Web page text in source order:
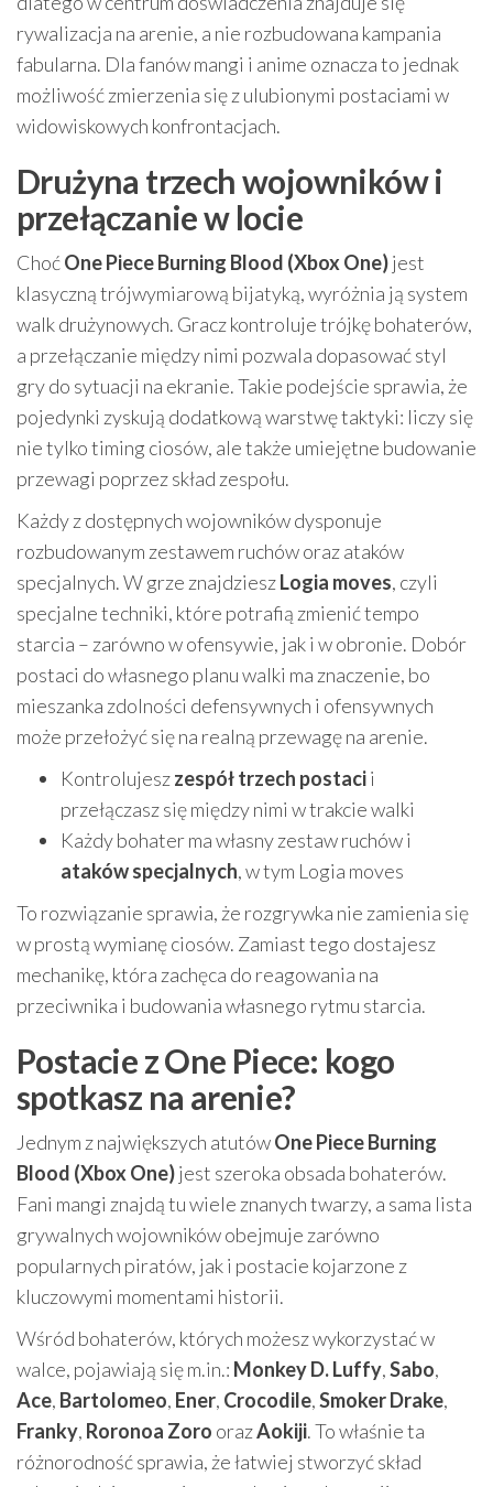
rywalizacja na arenie, a nie rozbudowana kampania
fabularna. Dla fanów mangi i anime oznacza to jednak
możliwość zmierzenia się z ulubionymi postaciami w
widowiskowych konfrontacjach.
Drużyna trzech wojowników i
przełączanie w locie
ChoćOne Piece Burning Blood (Xbox One)jest
klasyczną trójwymiarową bijatyką, wyróżnia ją system
walk drużynowych. Gracz kontroluje trójkę bohaterów,
a przełączanie między nimi pozwala dopasować styl
gry do sytuacji na ekranie. Takie podejście sprawia, że
pojedynki zyskują dodatkową warstwę taktyki: liczy się
nie tylko timing ciosów, ale także umiejętne budowanie
przewagi poprzez skład zespołu.
Każdy z dostępnych wojowników dysponuje
rozbudowanym zestawem ruchów oraz ataków
specjalnych. W grze znajdzieszLogia moves, czyli
specjalne techniki, które potrafią zmienić tempo
starcia – zarówno w ofensywie, jak i w obronie. Dobór
postaci do własnego planu walki ma znaczenie, bo
mieszanka zdolności defensywnych i ofensywnych
może przełożyć się na realną przewagę na arenie.
Kontrolujeszzespół trzech postacii
przełączasz się między nimi w trakcie walki
Każdy bohater ma własny zestaw ruchów i
ataków specjalnych, w tym Logia moves
To rozwiązanie sprawia, że rozgrywka nie zamienia się
w prostą wymianę ciosów. Zamiast tego dostajesz
mechanikę, która zachęca do reagowania na
przeciwnika i budowania własnego rytmu starcia.
Postacie z One Piece: kogo
spotkasz na arenie?
Jednym z największych atutówOne Piece Burning
Blood (Xbox One)jest szeroka obsada bohaterów.
Fani mangi znajdą tu wiele znanych twarzy, a sama lista
grywalnych wojowników obejmuje zarówno
popularnych piratów, jak i postacie kojarzone z
kluczowymi momentami historii.
Wśród bohaterów, których możesz wykorzystać w
walce, pojawiają się m.in.: Monkey D. Luffy,Sabo,
Ace, Bartolomeo, Ener, Crocodile,Smoker Drake,
Franky, Roronoa Zoro orazAokiji. To właśnie ta
różnorodność sprawia, że łatwiej stworzyć skład